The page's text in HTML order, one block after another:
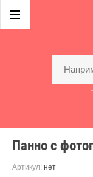
Панно с
Артикул: нет